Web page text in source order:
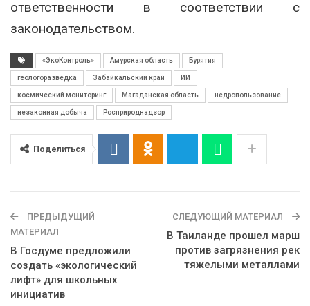
ответственности в соответствии с
законодательством.
«ЭкоКонтроль» Амурская область Бурятия
геологоразведка Забайкальский край ИИ
космический мониторинг Магаданская область недропользование
незаконная добыча Росприроднадзор
Поделиться
ПРЕДЫДУЩИЙ
МАТЕРИАЛ
В Госдуме предложили
создать «экологический
лифт» для школьных
инициатив
СЛЕДУЮЩИЙ МАТЕРИАЛ
В Таиланде прошел марш
против загрязнения рек
тяжелыми металлами